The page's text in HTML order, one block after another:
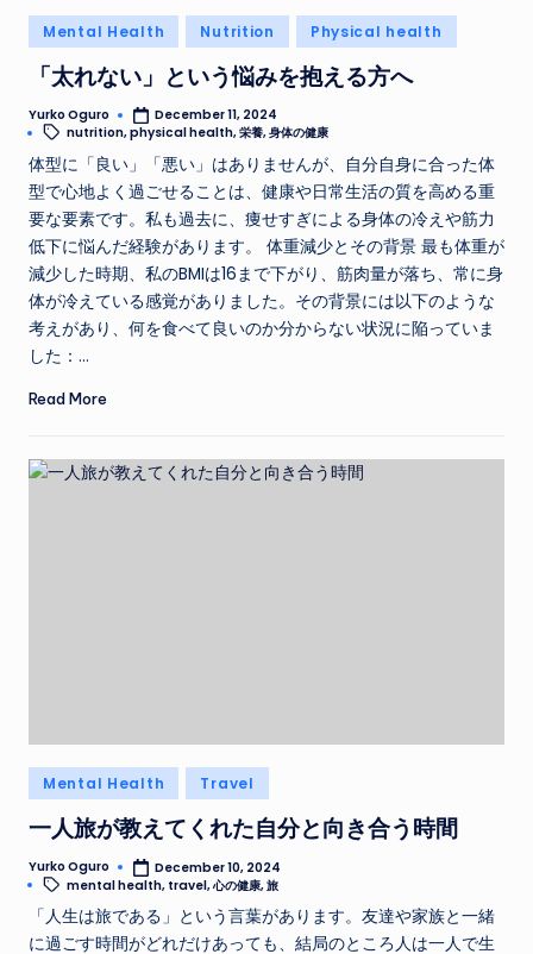
Posted
in
Mental Health Nutrition Physical health
「太れない」という悩みを抱える方へ
Posted
by
Yurko Oguro December 11, 2024
Tags:
nutrition,physical health,栄養,身体の健康
体型に「良い」「悪い」はありませんが、自分自身に合った体
型で心地よく過ごせることは、健康や日常生活の質を高める重
要な要素です。私も過去に、痩せすぎによる身体の冷えや筋力
低下に悩んだ経験があります。 体重減少とその背景 最も体重が
減少した時期、私のBMIは16まで下がり、筋肉量が落ち、常に身
体が冷えている感覚がありました。その背景には以下のような
考えがあり、何を食べて良いのか分からない状況に陥っていま
した：…
Read More
Posted
in
Mental Health Travel
一人旅が教えてくれた自分と向き合う時間
Posted
by
Yurko Oguro December 10, 2024
Tags:
mental health, travel,心の健康,旅
「人生は旅である」という言葉があります。友達や家族と一緒
に過ごす時間がどれだけあっても、結局のところ人は一人で生